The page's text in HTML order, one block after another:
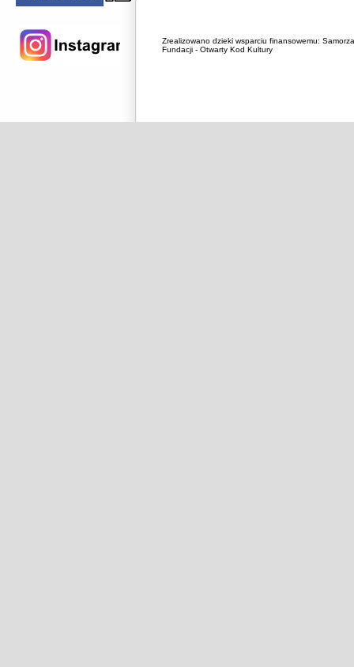
Zrealizowano dzieki wsparciu finansowemu:
Fundacji - Otwarty Kod Kultury